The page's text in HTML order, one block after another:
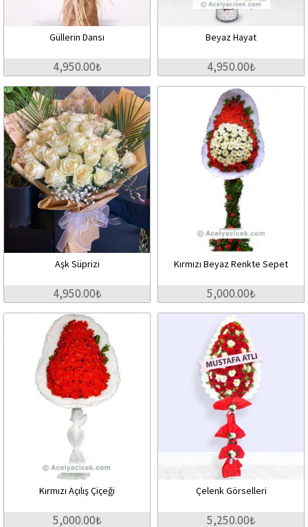
Güllerin Dansı
4,950.00₺
Beyaz Hayat
4,950.00₺
Aşk Süprizi
4,950.00₺
Kırmızı Beyaz Renkte Sepet
5,000.00₺
Kırmızı Açılış Çiçeği
5,000.00₺
Çelenk Görselleri
5,250.00₺